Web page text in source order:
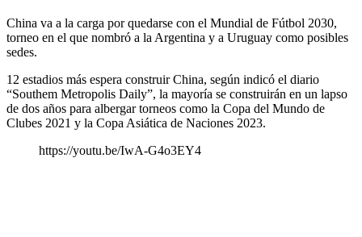
China va a la carga por quedarse con el Mundial de Fútbol 2030,
torneo en el que nombró a la Argentina y a Uruguay como posibles
sedes.
12 estadios más espera construir China, según indicó el diario
“Southem Metropolis Daily”, la mayoría se construirán en un lapso
de dos años para albergar torneos como la Copa del Mundo de
Clubes 2021 y la Copa Asiática de Naciones 2023.
https://youtu.be/IwA-G4o3EY4